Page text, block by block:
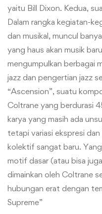
yaitu Bill Dixon. Kedua,
Dalam rangka kegiatan-
dan musikal, muncul
yang haus akan musik
mengumpulkan berbagai
jazz dan pengertian jazz
“Ascension”, suatu
Coltrane yang berdurasi
karya yang masih ada
tetapi variasi ekspresi
kolektif sangat baru. Yang
motif dasar (atau bisa
dimainkan oleh Coltrane
hubungan erat dengan
Supreme”